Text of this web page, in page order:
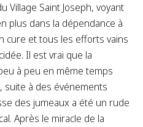
Village Saint Joseph, voyant
plus dans la dépendance à
cure et tous les efforts vains
Il est vrai que la
à peu en même temps
suite à des événements
des jumeaux a été un rude
Après le miracle de la